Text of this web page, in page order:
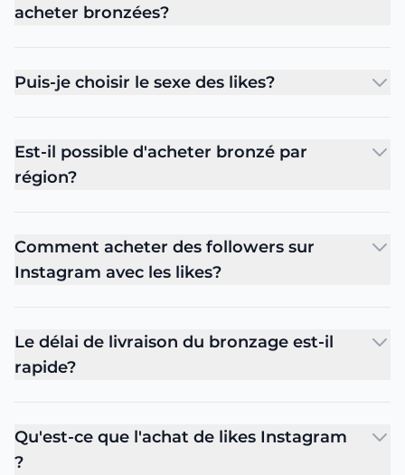
acheter bronzées?
Puis-je choisir le sexe des likes?
Est-il possible d'acheter bronzé par
région?
Comment acheter des followers sur
Instagram avec les likes?
Le délai de livraison du bronzage est-il
rapide?
Qu'est-ce que l'achat de likes Instagram
?